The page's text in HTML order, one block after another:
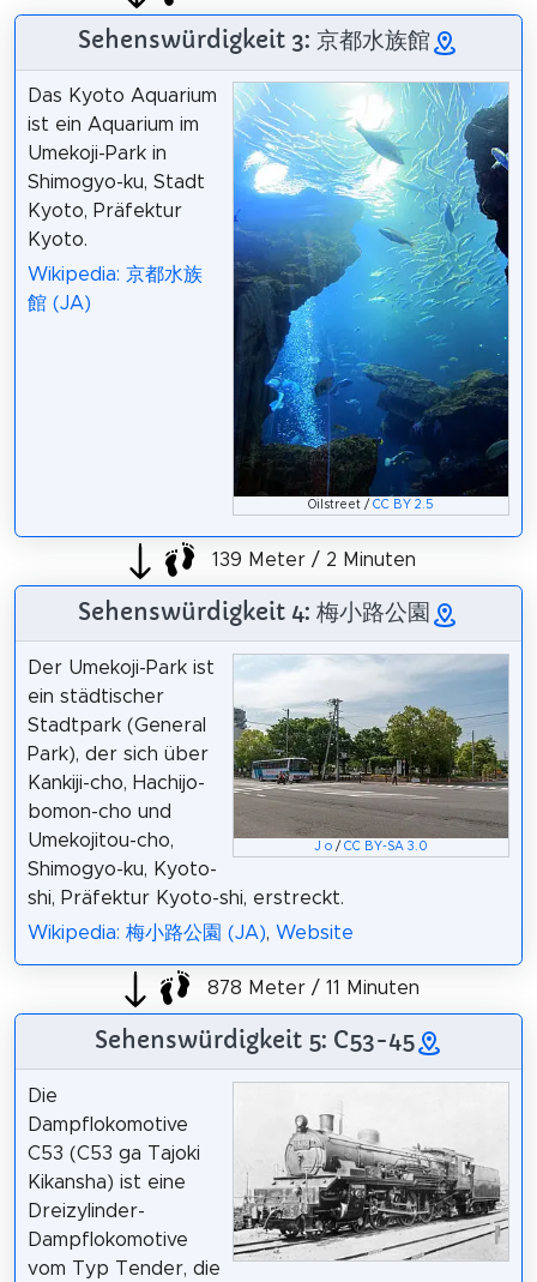
Sehenswürdigkeit 3: 京都水族館
Oilstreet /CC BY 2.5
Das Kyoto Aquarium
ist ein Aquarium im
Umekoji-Park in
Shimogyo-ku, Stadt
Kyoto, Präfektur
Kyoto.
Wikipedia: 京都水族
館 (JA)
139 Meter / 2 Minuten
Sehenswürdigkeit 4: 梅小路公園
J o /CC BY-SA 3.0
Der Umekoji-Park ist
ein städtischer
Stadtpark (General
Park), der sich über
Kankiji-cho, Hachijo-
bomon-cho und
Umekojitou-cho,
Shimogyo-ku, Kyoto-
shi, Präfektur Kyoto-shi, erstreckt.
Wikipedia: 梅小路公園 (JA), Website
878 Meter / 11 Minuten
Sehenswürdigkeit 5: C53-45
Die
Dampflokomotive
C53 (C53 ga Tajoki
Kikansha) ist eine
Dreizylinder-
Dampflokomotive
vom Typ Tender, die